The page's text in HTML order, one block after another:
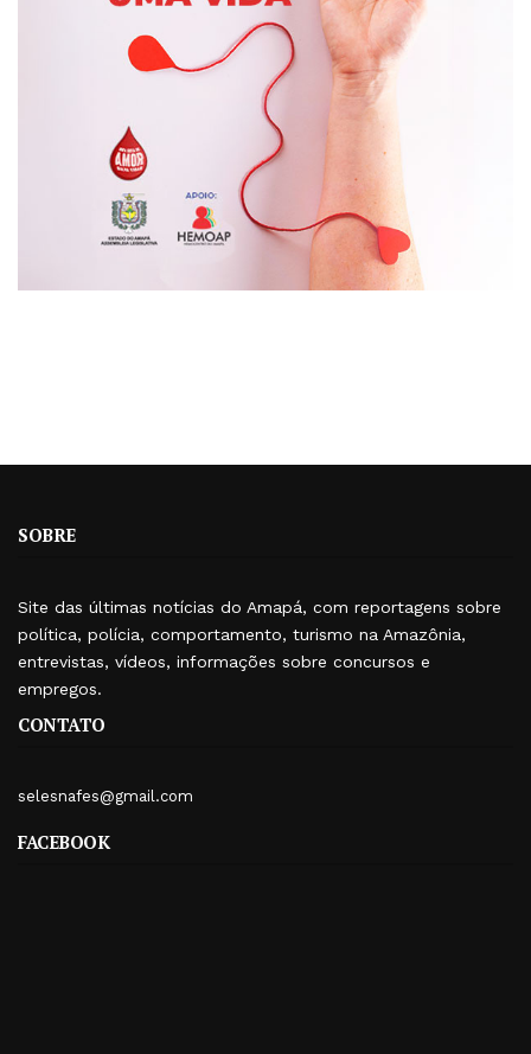
SOBRE
Site das últimas notícias do Amapá, com reportagens sobre
política, polícia, comportamento, turismo na Amazônia,
entrevistas, vídeos, informações sobre concursos e
empregos.
CONTATO
selesnafes@gmail.com
FACEBOOK